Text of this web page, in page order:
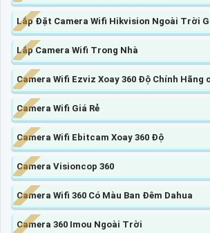
Lắp Đặt Camera Wifi Hikvision Ngoài Trời
Lắp Camera Wifi Trong Nhà
Camera Wifi Ezviz Xoay 360 Độ Chính
Camera Wifi Giá Rẻ
Camera Wifi Ebitcam Xoay 360 Độ
Camera Visioncop 360
Camera Wifi 360 Có Màu Ban Đêm Dahua
Camera 360 Imou Ngoài Trời